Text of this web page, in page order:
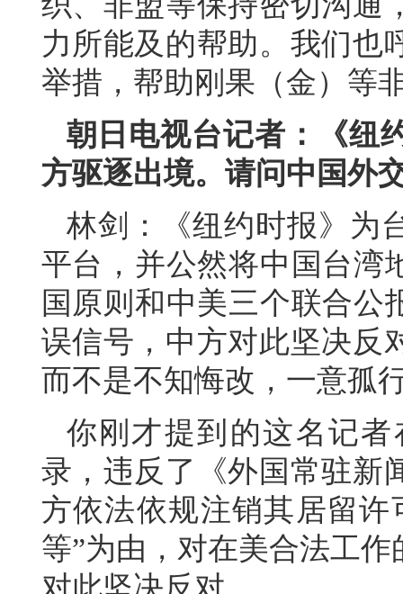
力所能及的帮助。我们也
举措，帮助刚果（金）等
朝日电视台记者：《纽
方驱逐出境。请问中国外
林剑：《纽约时报》为
平台，并公然将中国台湾
国原则和中美三个联合公
误信号，中方对此坚决反
而不是不知悔改，一意孤
你刚才提到的这名记
录，违反了《外国常驻新
方依法依规注销其居留
等”为由，对在美合法工
对此坚决反对。